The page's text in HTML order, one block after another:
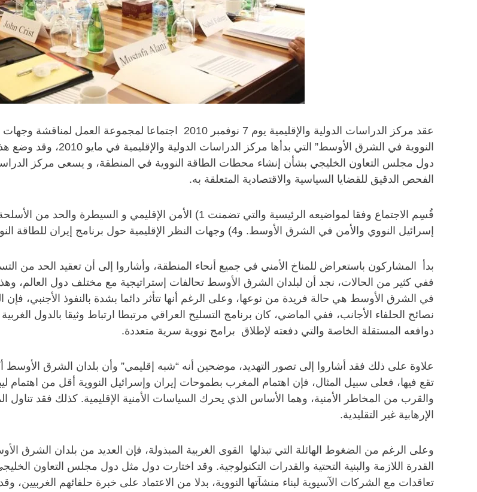
عقد مركز الدراسات الدولية والإقليمية يوم 7 نوفمبر 2010
النووية في الشرق الأوسط”
دول مجلس التعاون الخليجي بشأن إنشاء محطات الطاقة النووية في المنطقة، و يسعى مركز
الفحص الدقيق للقضايا السياسية والاقتصادية المتعلقة به.
إسرائيل النووي والأمن في الشرق الأوسط. و4) وجهات النظر الإقليمية حول برنامج إيران للطاقة النووية.
بدأ المشاركون باستعراض للمناخ الأمني في جميع أنحاء المنطقة، وأشاروا إلى أن تعقيد الحد من
ففي كثير من الحالات، نجد أن لبلدان الشرق الأوسط تحالفات إستراتيجية مع مختلف دول العالم،
في الشرق الأوسط هي حالة فريدة من نوعها، وعلى الرغم أنها تتأثر دائما بشدة بالنفوذ الأجنبي،
نصائح الحلفاء الأجانب، ففي الماضي، كان برنامج التسليح العراقي مرتبطا ارتباط وثيقا بالدول
دوافعه المستقلة الخاصة والتي دفعته لإطلاق برامج نووية سرية متعددة.
علاوة على ذلك فقد أشاروا إلى تصور التهديد، موضحين أنه “شبه إقليمي” وأن بلدان الشرق الأوسط
تقع فيها، فعلى سبيل المثال، فإن اهتمام المغرب بطموحات إيران وإسرائيل النووية أقل من اهتمام
والقرب من المخاطر الأمنية، وهما الأساس الذي يحرك السياسات الأمنية الإقليمية. كذلك فقد
الإرهابية غير التقليدية.
وعلى الرغم من الضغوط الهائلة التي تبذلها القوى الغربية المبذولة، فإن العديد من بلدان الشرق
القدرة اللازمة والبنية التحتية والقدرات التكنولوجية. وقد اختارت دول مثل دول مجلس التعاون
تعاقدات مع الشركات الآسيوية لبناء منشآتها النووية، بدلا من الاعتماد على خبرة حلفائهم